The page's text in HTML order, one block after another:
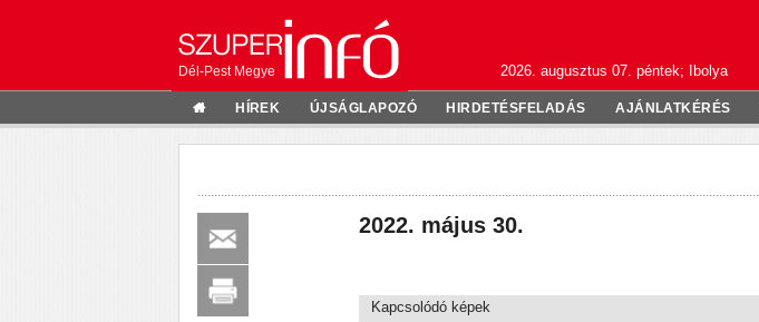
Dél-Pest Megye 2026. augusztus 07. péntek; Ibolya
HÍREK ÚJSÁGLAPOZÓ HIRDETÉSFELADÁS AJÁNLATKÉRÉS
2022. május 30.
Kapcsolódó képek